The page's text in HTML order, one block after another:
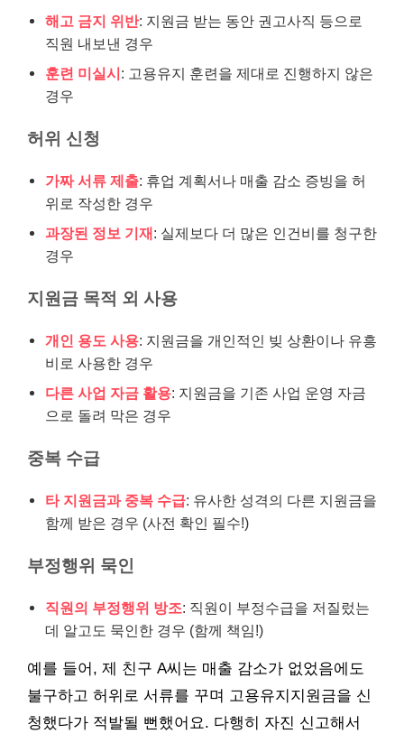
해고 금지 위반: 지원금 받는 동안 권고사직 등으로
직원 내보낸 경우
훈련 미실시: 고용유지 훈련을 제대로 진행하지 않은
경우
허위 신청
가짜 서류 제출: 휴업 계획서나 매출 감소 증빙을 허
위로 작성한 경우
과장된 정보 기재: 실제보다 더 많은 인건비를 청구한
경우
지원금 목적 외 사용
개인 용도 사용: 지원금을 개인적인 빚 상환이나 유흥
비로 사용한 경우
다른 사업 자금 활용: 지원금을 기존 사업 운영 자금
으로 돌려 막은 경우
중복 수급
타 지원금과 중복 수급: 유사한 성격의 다른 지원금을
함께 받은 경우 (사전 확인 필수!)
부정행위 묵인
직원의 부정행위 방조: 직원이 부정수급을 저질렀는
데 알고도 묵인한 경우 (함께 책임!)
예를 들어, 제 친구 A씨는 매출 감소가 없었음에도
불구하고 허위로 서류를 꾸며 고용유지지원금을 신
청했다가 적발될 뻔했어요. 다행히 자진 신고해서